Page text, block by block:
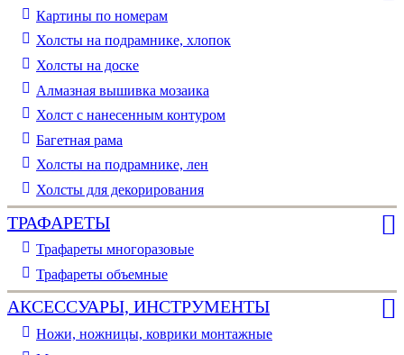
Картины по номерам
Холсты на подрамнике, хлопок
Холсты на доске
Алмазная вышивка мозаика
Холст с нанесенным контуром
Багетная рама
Холсты на подрамнике, лен
Холсты для декорирования
ТРАФАРЕТЫ
Трафареты многоразовые
Трафареты объемные
АКСЕССУАРЫ, ИНСТРУМЕНТЫ
Ножи, ножницы, коврики монтажные